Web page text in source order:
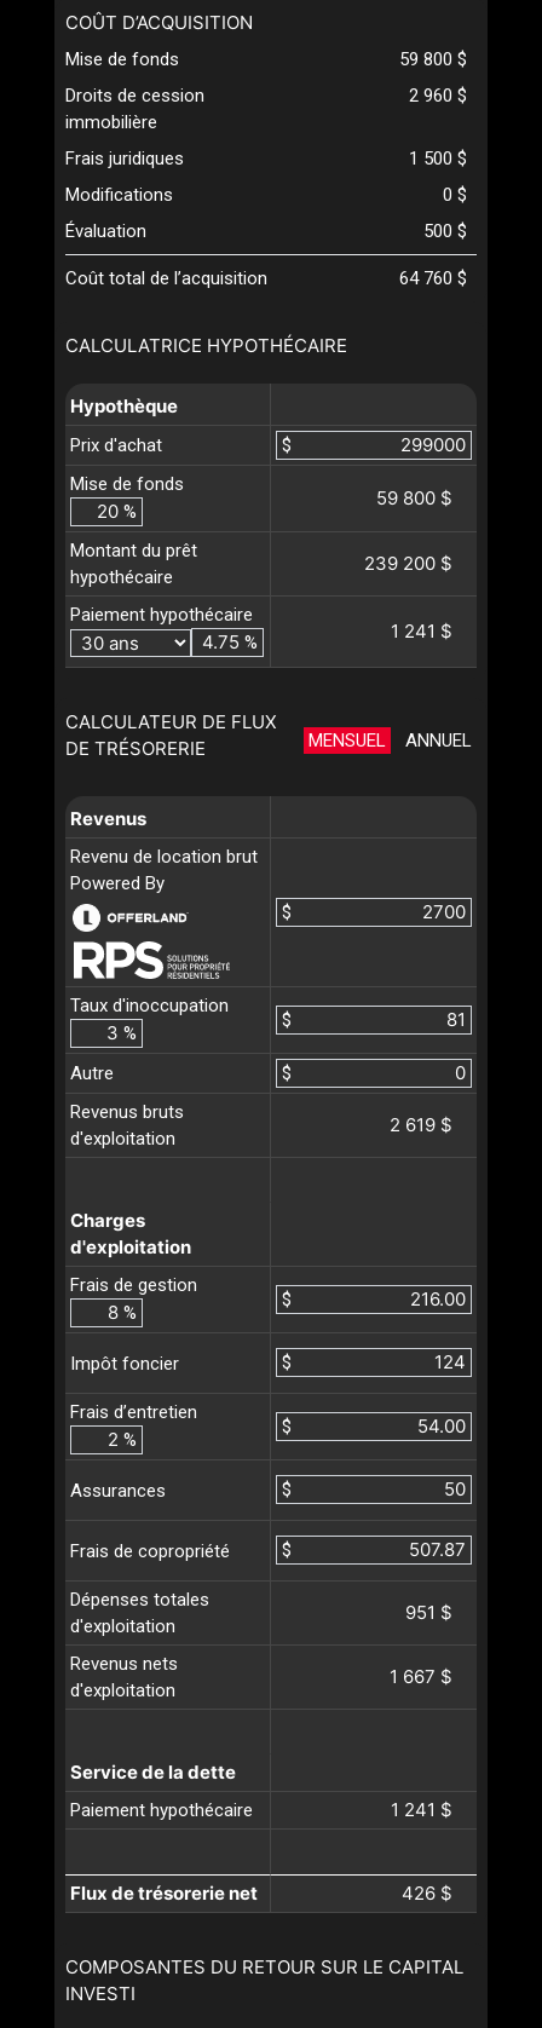
CALCULATRICE HYPOTHÉCAIRE
Hypothèque
Prix d'achat
$
Mise de fonds
%
59 800 $
Montant du prêt
hypothécaire
239 200 $
Paiement hypothécaire
%
1 241 $
CALCULATEUR DE FLUX
DE TRÉSORERIE
MENSUEL ANNUEL
Revenus
Revenu de location brut
Powered By
$
Taux d'inoccupation
%
$
Autre
$
Revenus bruts
d'exploitation
2 619 $
Charges
d'exploitation
Frais de gestion
%
$
Impôt foncier $
Frais d’entretien
%
$
Assurances $
Frais de copropriété $
Dépenses totales
d'exploitation
951 $
Revenus nets
d'exploitation
1 667 $
Service de la dette
Paiement hypothécaire 1 241 $
Flux de trésorerie net 426 $
COÛT D’ACQUISITION
Mise de fonds
59 800 $
Droits de cession
immobilière
2 960 $
Frais juridiques
1 500 $
Modifications
0 $
Évaluation
500 $
Coût total de l’acquisition 64 760 $
COMPOSANTES DU RETOUR SUR LE CAPITAL
INVESTI